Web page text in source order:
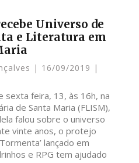
Universo de
e Literatura em
16/09/2019
sexta feira, 13, às 16h, na
de Santa Maria (FLISM),
falou sobre o universo
vinte anos, o protejo
lançado em
e RPG tem ajudado